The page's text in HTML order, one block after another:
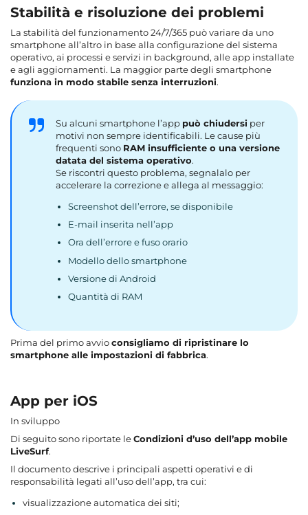
Stabilità e risoluzione dei problemi
La stabilità del funzionamento 24/7/365 può variare da uno
smartphone all’altro in base alla configurazione del sistema
operativo, ai processi e servizi in background, alle app installate
e agli aggiornamenti. La maggior parte degli smartphone
funziona in modo stabile senza interruzioni.
Su alcuni smartphone l’app può chiudersi per
motivi non sempre identificabili. Le cause più
frequenti sono RAM insufficiente o una versione
datata del sistema operativo.
Se riscontri questo problema, segnalalo per
accelerare la correzione e allega al messaggio:
Screenshot dell’errore, se disponibile
E-mail inserita nell’app
Ora dell’errore e fuso orario
Modello dello smartphone
Versione di Android
Quantità di RAM
Prima del primo avvioconsigliamo di ripristinare lo
smartphone alle impostazioni di fabbrica.
App per iOS
In sviluppo
Di seguito sono riportate leCondizioni d’uso dell’app mobile
LiveSurf.
Il documento descrive i principali aspetti operativi e di
responsabilità legati all’uso dell’app, tra cui:
visualizzazione automatica dei siti;